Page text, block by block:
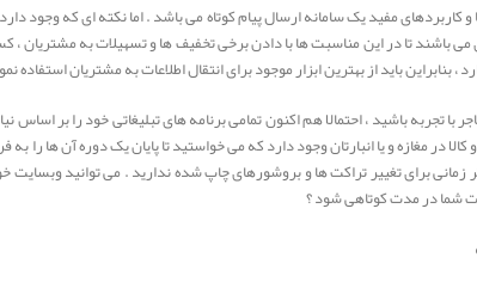
و کاربردهای مفید یک سامانه ارسال پیام کوتاه می باشد . اما نکته ای که
تا در این مناسبت ها با دادن برخی تخفیف ها و تسهیلات به مشتریان ،
، بنابراین باید از بهترین ابزار موجود برای انتقال اطلاعات به مشتریان استفاده
با تجربه باشید ، احتمالا هم اکنون تمامی برنامه های تبلیغاتی خود را بر
در مغازه و یا انبارتان وجود دارد که می خواستید تا پایان یک دوره آن ها را
برای تغییر تراکت ها و بروشورهای چاپ شده ندارید . می توانید وبسایت
شما در مدت کوتاهی شود ؟